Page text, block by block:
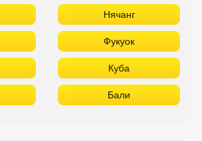
Нячанг
Фукуок
Куба
Бали